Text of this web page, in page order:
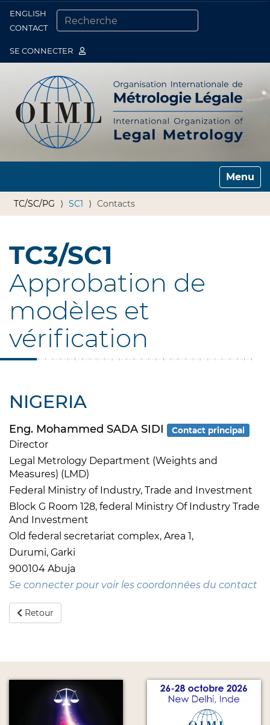
ENGLISH
CONTACT
SE CONNECTER
Toggle
TC/SC/PG SC1 Contacts
TC3/SC1
Approbation de
modèles et
vérification
NIGERIA
Eng. Mohammed SADA SIDI Contact principal
Director
Legal Metrology Department (Weights and
Measures) (LMD)
Federal Ministry of Industry, Trade and Investment
Block G Room 128, federal Ministry Of Industry Trade
And Investment
Old federal secretariat complex, Area 1,
Durumi, Garki
900104 Abuja
Se connecter pour voir les coordonnées du contact
Retour